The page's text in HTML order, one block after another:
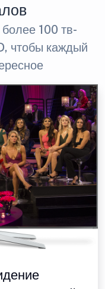
100 тв-
чтобы каждый